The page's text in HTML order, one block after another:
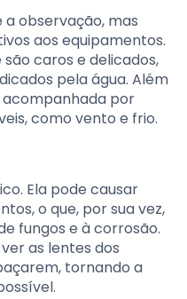
observação, mas
aos equipamentos.
caros e delicados,
pela água. Além
acompanhada por
como vento e frio.
Ela pode causar
o que, por sua vez,
fungos e à corrosão.
as lentes dos
tornando a